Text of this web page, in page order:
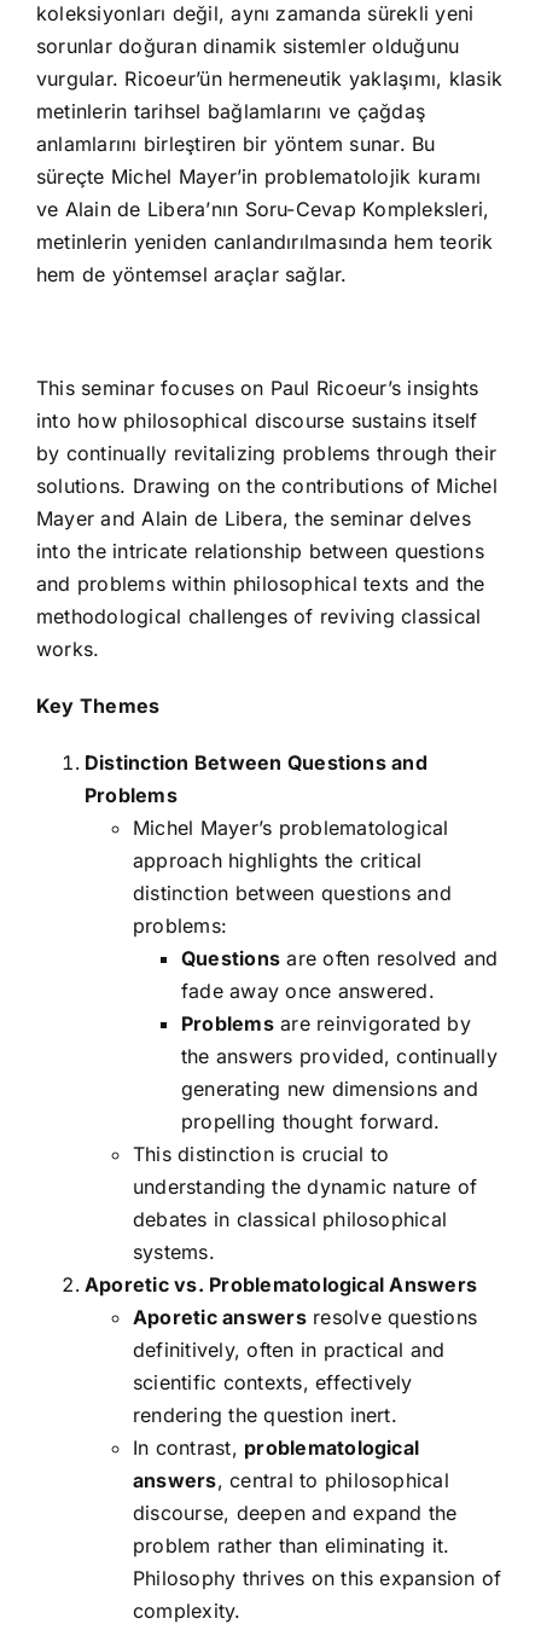
koleksiyonları değil, aynı zamanda sürekli yeni
sorunlar doğuran dinamik sistemler olduğunu
vurgular. Ricoeur’ün hermeneutik yaklaşımı, klasik
metinlerin tarihsel bağlamlarını ve çağdaş
anlamlarını birleştiren bir yöntem sunar. Bu
süreçte Michel Mayer’in problematolojik kuramı
ve Alain de Libera’nın Soru-Cevap Kompleksleri,
metinlerin yeniden canlandırılmasında hem teorik
hem de yöntemsel araçlar sağlar.
This seminar focuses on Paul Ricoeur’s insights
into how philosophical discourse sustains itself
by continually revitalizing problems through their
solutions. Drawing on the contributions of Michel
Mayer and Alain de Libera, the seminar delves
into the intricate relationship between questions
and problems within philosophical texts and the
methodological challenges of reviving classical
works.
Key Themes
Distinction Between Questions and
Problems
Michel Mayer’s problematological
approach highlights the critical
distinction between questions and
problems:
Questions are often resolved and
fade away once answered.
Problemsare reinvigorated by
the answers provided, continually
generating new dimensions and
propelling thought forward.
This distinction is crucial to
understanding the dynamic nature of
debates in classical philosophical
systems.
Aporetic vs. Problematological Answers
Aporetic answersresolve questions
definitively, often in practical and
scientific contexts, effectively
rendering the question inert.
In contrast, problematological
answers, central to philosophical
discourse, deepen and expand the
problem rather than eliminating it.
Philosophy thrives on this expansion of
complexity.